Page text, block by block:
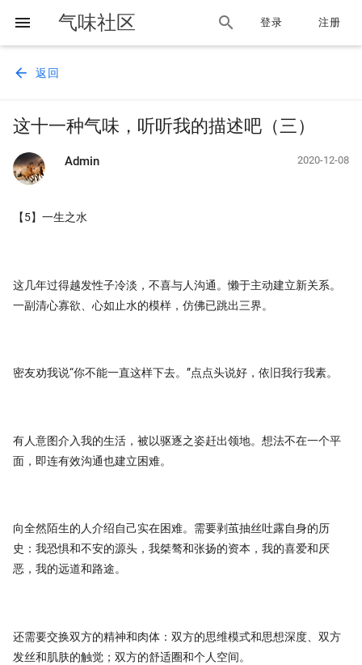
menu 气味社区 search 登录 注册
arrow_back 返回
这十一种气味，听听我的描述吧（三）
Admin 2020-12-08
【5】一生之水
这几年过得越发性子冷淡，不喜与人沟通。懒于主动建立新关系。
一副清心寡欲、心如止水的模样，仿佛已跳出三界。
密友劝我说“你不能一直这样下去。”点点头说好，依旧我行我素。
有人意图介入我的生活，被以驱逐之姿赶出领地。想法不在一个平
面，即连有效沟通也建立困难。
向全然陌生的人介绍自己实在困难。需要剥茧抽丝吐露自身的历
史：我恐惧和不安的源头，我桀骜和张扬的资本，我的喜爱和厌
恶，我的远道和路途。
还需要交换双方的精神和肉体：双方的思维模式和思想深度、双方
发丝和肌肤的触觉；双方的舒适圈和个人空间。